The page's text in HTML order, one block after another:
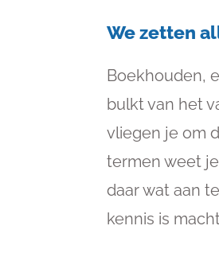
We zetten
Boekhouden,
bulkt van het
vliegen je om
termen weet
daar wat aan
kennis is